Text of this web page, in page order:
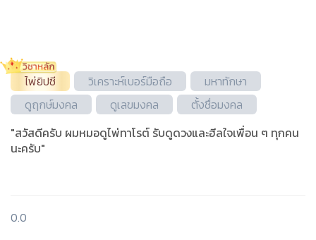
ไพ่ยิปซี วิเคราะห์เบอร์มือถือ
มหาทักษา
ดูฤกษ์มงคล
ดูเลขมงคล
ตั้งชื่อมงคล
"สวัสดีครับ ผมหมอดูไพ่ทาโรต์ รับดูดวงและฮีลใจเพื่อน ๆ ทุกคน
นะครับ"
0.0